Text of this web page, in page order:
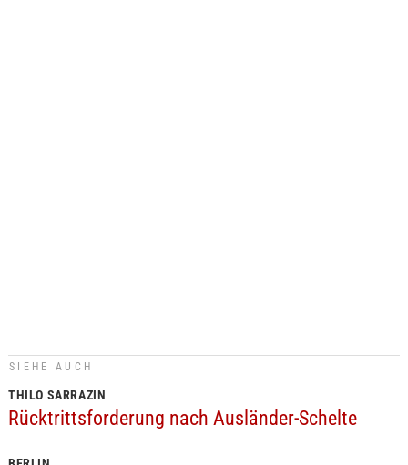
SIEHE AUCH
THILO SARRAZIN
Rücktrittsforderung nach Ausländer-Schelte